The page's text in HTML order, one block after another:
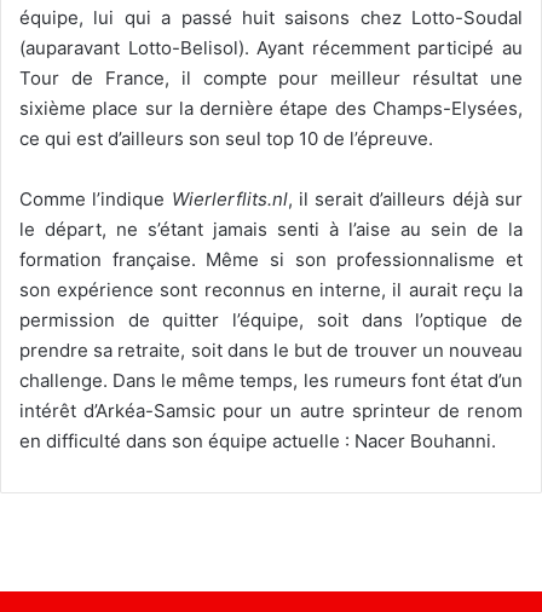
équipe, lui qui a passé huit saisons chez Lotto-Soudal
(auparavant Lotto-Belisol). Ayant récemment participé au
Tour de France, il compte pour meilleur résultat une
sixième place sur la dernière étape des Champs-Elysées,
ce qui est d’ailleurs son seul top 10 de l’épreuve.
Comme l’indique Wierlerflits.nl, il serait d’ailleurs déjà sur
le départ, ne s’étant jamais senti à l’aise au sein de la
formation française. Même si son professionnalisme et
son expérience sont reconnus en interne, il aurait reçu la
permission de quitter l’équipe, soit dans l’optique de
prendre sa retraite, soit dans le but de trouver un nouveau
challenge. Dans le même temps, les rumeurs font état d’un
intérêt d’Arkéa-Samsic pour un autre sprinteur de renom
en difficulté dans son équipe actuelle : Nacer Bouhanni.